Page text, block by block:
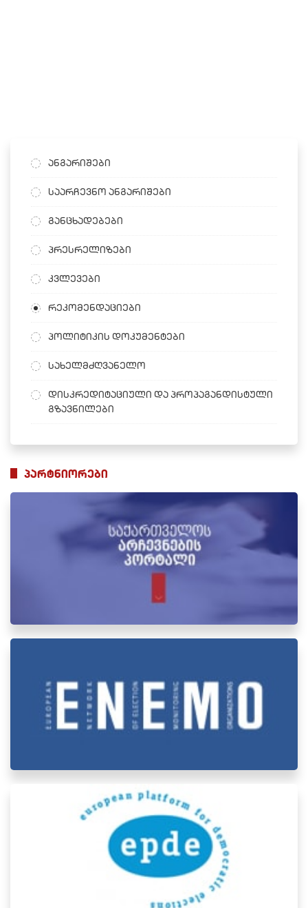
ანგარიშები
საარჩევნო ანგარიშები
განცხადებები
პრესრელიზები
კვლევები
რეკომენდაციები
პოლიტიკის დოკუმენტები
სახელმძღვანელო
დისკრედიტაციული და პროპაგანდისტული
გზავნილები
პარტნიორები